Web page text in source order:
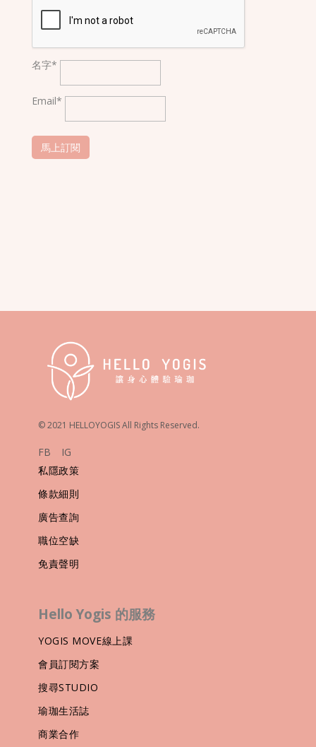
名字*
Email*
© 2021 HELLOYOGIS All Rights Reserved.
FB
IG
私隱政策
條款細則
廣告查詢
職位空缺
免責聲明
Hello Yogis 的服務
YOGIS MOVE線上課
會員訂閱方案
搜尋STUDIO
瑜珈生活誌
商業合作